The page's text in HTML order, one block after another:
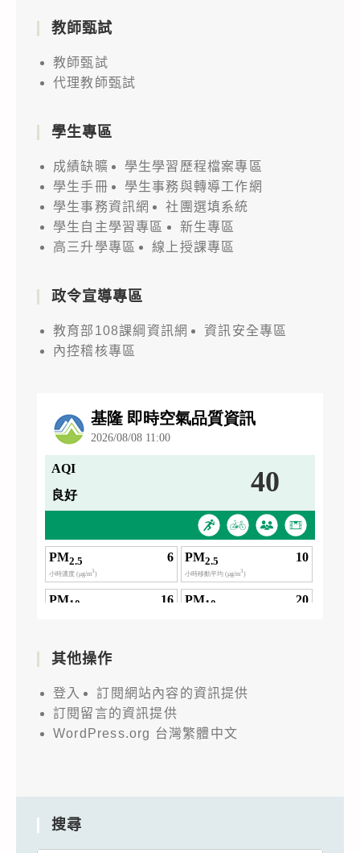
教師甄試
教師甄試
代理教師甄試
學生專區
成績缺曠
學生學習歷程檔案專區
學生手冊
學生事務與轉導工作網
學生事務資訊網
社團選填系統
學生自主學習專區
新生專區
高三升學專區
線上授課專區
政令宣導專區
教育部108課綱資訊網
資訊安全專區
內控稽核專區
其他操作
登入
訂閱網站內容的資訊提供
訂閱留言的資訊提供
WordPress.org 台灣繁體中文
搜尋